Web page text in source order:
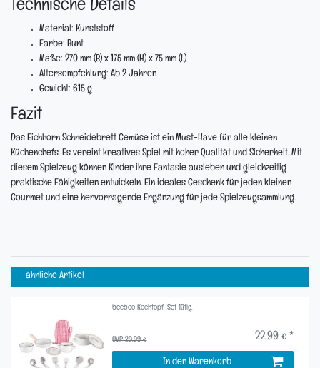
Technische Details
Material: Kunststoff
Farbe: Bunt
Maße: 270 mm (B) x 175 mm (H) x 75 mm (L)
Altersempfehlung: Ab 2 Jahren
Gewicht: 615 g
Fazit
Das Eichhorn Schneidebrett Gemüse ist ein Must-Have für alle kleinen
Küchenchefs. Es vereint kreatives Spiel mit hoher Qualität und Sicherheit. Mit
diesem Spielzeug können Kinder ihre Fantasie ausleben und gleichzeitig
praktische Fähigkeiten entwickeln. Ein ideales Geschenk für jeden kleinen
Gourmet und eine hervorragende Ergänzung für jede Spielzeugsammlung.
ähnliche Artikel
beeboo Kochtopf-Set 13tlg.
UVP 29,99 € 22,99 € *
In den Warenkorb